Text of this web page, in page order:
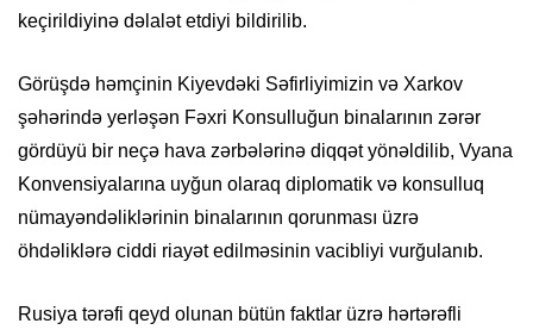
keçirildiyinə dəlalət etdiyi bildirilib.
Görüşdə həmçinin Kiyevdəki Səfirliyimizin və Xarkov
şəhərində yerləşən Fəxri Konsulluğun binalarının zərər
gördüyü bir neçə hava zərbələrinə diqqət yönəldilib, Vyana
Konvensiyalarına uyğun olaraq diplomatik və konsulluq
nümayəndəliklərinin binalarının qorunması üzrə
öhdəliklərə ciddi riayət edilməsinin vacibliyi vurğulanıb.
Rusiya tərəfi qeyd olunan bütün faktlar üzrə hərtərəfli